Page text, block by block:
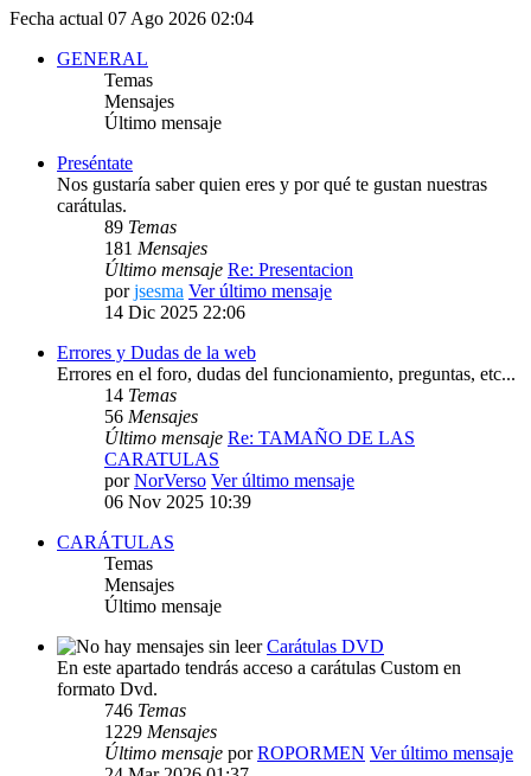
Fecha actual 07 Ago 2026 02:04
GENERAL
Temas
Mensajes
Último mensaje
Preséntate
Nos gustaría saber quien eres y por qué te gustan nuestras
carátulas.
89 Temas
181 Mensajes
Último mensaje Re: Presentacion
porjsesma Ver último mensaje
14 Dic 2025 22:06
Errores y Dudas de la web
Errores en el foro, dudas del funcionamiento, preguntas, etc...
14 Temas
56 Mensajes
Último mensaje Re: TAMAÑO DE LAS
CARATULAS
porNorVerso Ver último mensaje
06 Nov 2025 10:39
CARÁTULAS
Temas
Mensajes
Último mensaje
Carátulas DVD
En este apartado tendrás acceso a carátulas Custom en
formato Dvd.
746 Temas
1229 Mensajes
Último mensaje porROPORMEN Ver último mensaje